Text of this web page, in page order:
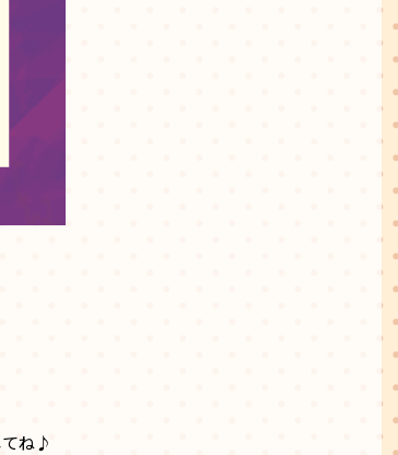
てね♪